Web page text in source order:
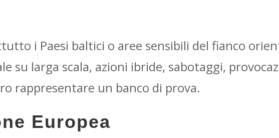
i Paesi baltici o aree sensibili del fianco
su larga scala, azioni ibride, sabotaggi,
rappresentare un banco di prova.
Europea